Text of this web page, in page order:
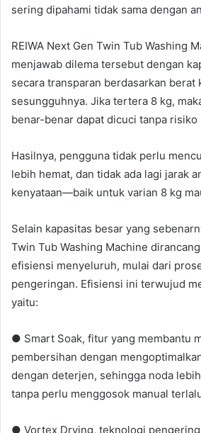
sering dipahami tidak sama dengan
REIWA Next Gen Twin Tub Washing
menjawab dilema tersebut dengan
secara transparan berdasarkan berat
sesungguhnya. Jika tertera 8 kg,
benar-benar dapat dicuci tanpa risiko
Hasilnya, pengguna tidak perlu
lebih hemat, dan tidak ada lagi jarak
kenyataan—baik untuk varian 8 kg
Selain kapasitas besar yang
Twin Tub Washing Machine
efisiensi menyeluruh, mulai dari
pengeringan. Efisiensi ini terwujud
yaitu:
● Smart Soak, fitur yang membantu
pembersihan dengan
dengan deterjen, sehingga noda
tanpa perlu menggosok manual
● Vortex Drying, teknologi